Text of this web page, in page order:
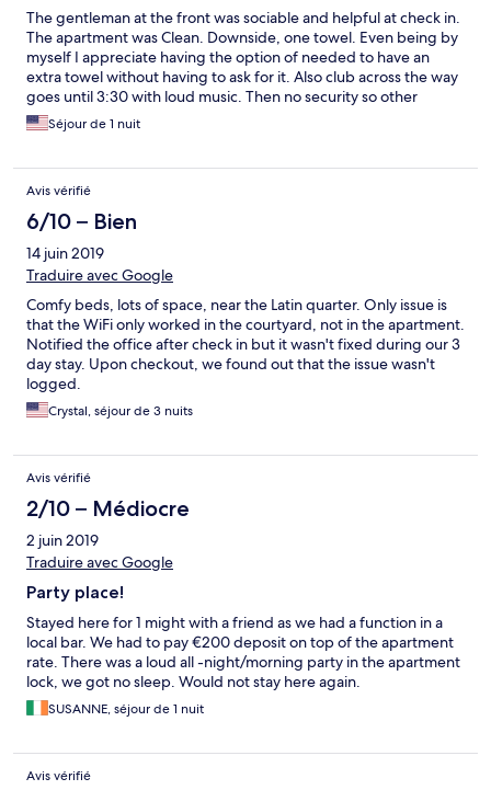
The gentleman at the front was sociable and helpful at check in.
The apartment was Clean. Downside, one towel. Even being by
myself I appreciate having the option of needed to have an
extra towel without having to ask for it. Also club across the way
goes until 3:30 with loud music. Then no security so other
guests can be as loud as they want with out repercussions. They
were yelling and breaking bottle until 4:30am. Did not get very
Séjour de 1 nuit
Avis vérifié
6/10 – Bien
14 juin 2019
Traduire avec Google
Comfy beds, lots of space, near the Latin quarter. Only issue is
that the WiFi only worked in the courtyard, not in the apartment.
Notified the office after check in but it wasn't fixed during our 3
day stay. Upon checkout, we found out that the issue wasn't
logged.
Crystal, séjour de 3 nuits
Avis vérifié
2/10 – Médiocre
2 juin 2019
Traduire avec Google
Party place!
Stayed here for 1 might with a friend as we had a function in a
local bar. We had to pay €200 deposit on top of the apartment
rate. There was a loud all -night/morning party in the apartment
lock, we got no sleep. Would not stay here again.
SUSANNE, séjour de 1 nuit
Avis vérifié